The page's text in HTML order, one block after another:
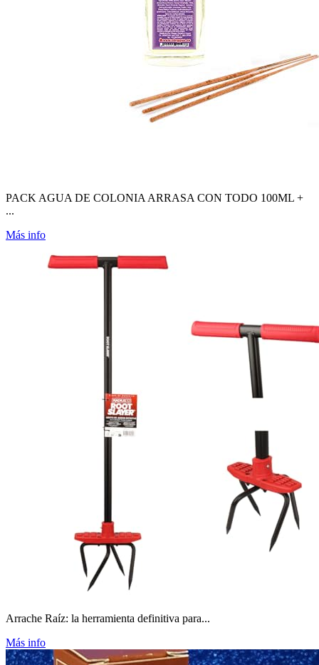
PACK AGUA DE COLONIA ARRASA CON TODO 100ML +
...
Más info
Arrache Raíz: la herramienta definitiva para...
Más info